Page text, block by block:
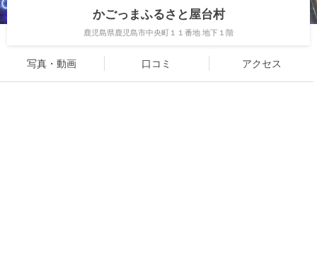
かごっまふるさと屋台村
鹿児島県鹿児島市中央町１１番地 地下１階
写真・動画 口コミ アクセス